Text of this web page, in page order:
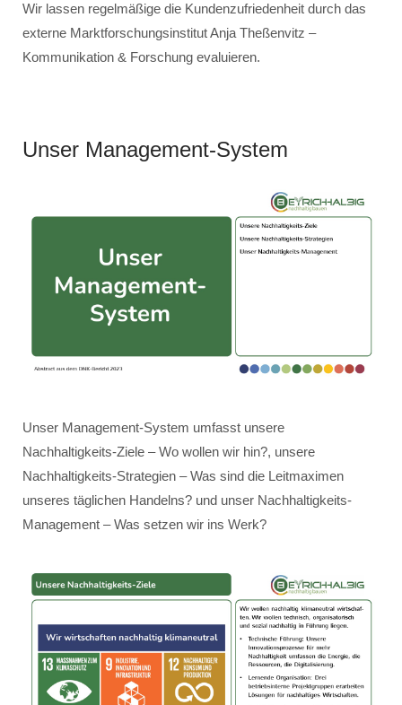
Wir lassen regelmäßige die Kundenzufriedenheit durch das
externe Marktforschungsinstitut Anja Theßenvitz –
Kommunikation & Forschung evaluieren.
Unser Management-System
Unser Management-System umfasst unsere
Nachhaltigkeits-Ziele – Wo wollen wir hin?, unsere
Nachhaltigkeits-Strategien – Was sind die Leitmaximen
unseres täglichen Handelns? und unser Nachhaltigkeits-
Management – Was setzen wir ins Werk?